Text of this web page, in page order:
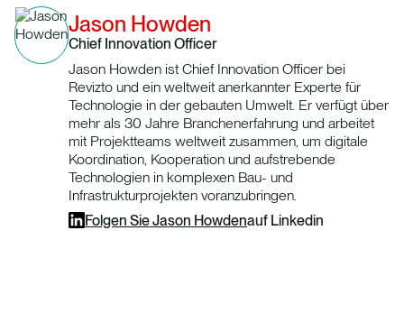
Jason Howden
Chief Innovation Officer
Jason Howden ist Chief Innovation Officer bei
Revizto und ein weltweit anerkannter Experte für
Technologie in der gebauten Umwelt. Er verfügt über
mehr als 30 Jahre Branchenerfahrung und arbeitet
mit Projektteams weltweit zusammen, um digitale
Koordination, Kooperation und aufstrebende
Technologien in komplexen Bau- und
Infrastrukturprojekten voranzubringen.
Folgen SieJason Howdenauf Linkedin